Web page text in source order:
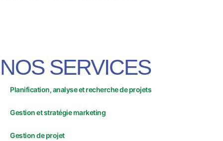
NOS SERVICES
Planification, analyse et recherche de projets
Gestion et stratégie marketing
Gestion de projet